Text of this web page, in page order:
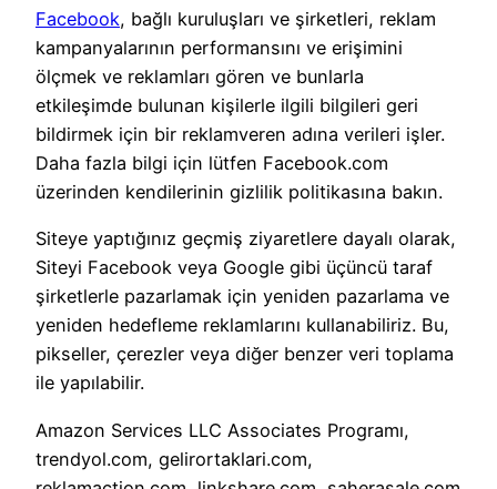
Facebook, bağlı kuruluşları ve şirketleri, reklam
kampanyalarının performansını ve erişimini
ölçmek ve reklamları gören ve bunlarla
etkileşimde bulunan kişilerle ilgili bilgileri geri
bildirmek için bir reklamveren adına verileri işler.
Daha fazla bilgi için lütfen Facebook.com
üzerinden kendilerinin gizlilik politikasına bakın.
Siteye yaptığınız geçmiş ziyaretlere dayalı olarak,
Siteyi Facebook veya Google gibi üçüncü taraf
şirketlerle pazarlamak için yeniden pazarlama ve
yeniden hedefleme reklamlarını kullanabiliriz. Bu,
pikseller, çerezler veya diğer benzer veri toplama
ile yapılabilir.
Amazon Services LLC Associates Programı,
trendyol.com, gelirortaklari.com,